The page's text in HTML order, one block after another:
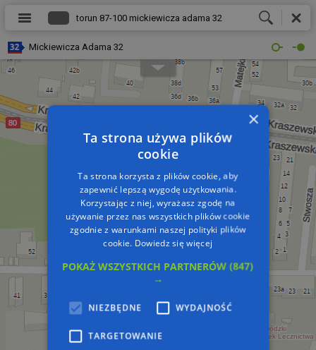
Mickiewicza Adama 32
×
Ta strona używa plików
cookie
Ta strona korzysta z plików cookie, aby
zapewnić lepszą wygodę użytkowania.
Korzystając z niej, wyrażasz zgodę na
używanie przez nas wszystkich plików cookie
zgodnie z warunkami naszej polityki plików
cookie. Dowiedz się więcej
POKAŻ WSZYSTKICH PARTNERÓW(847)
→
NIEZBĘDNE WYDAJNOŚĆ
TARGETOWANIE